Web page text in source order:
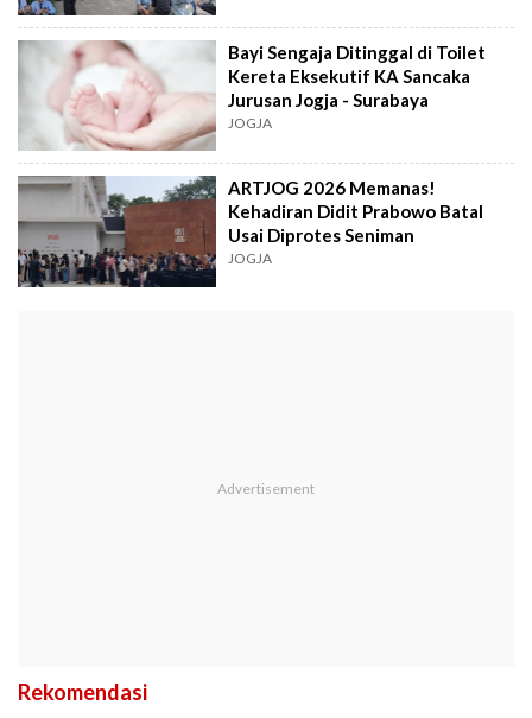
Bayi Sengaja Ditinggal di Toilet
Kereta Eksekutif KA Sancaka
Jurusan Jogja - Surabaya
JOGJA
ARTJOG 2026 Memanas!
Kehadiran Didit Prabowo Batal
Usai Diprotes Seniman
JOGJA
Rekomendasi